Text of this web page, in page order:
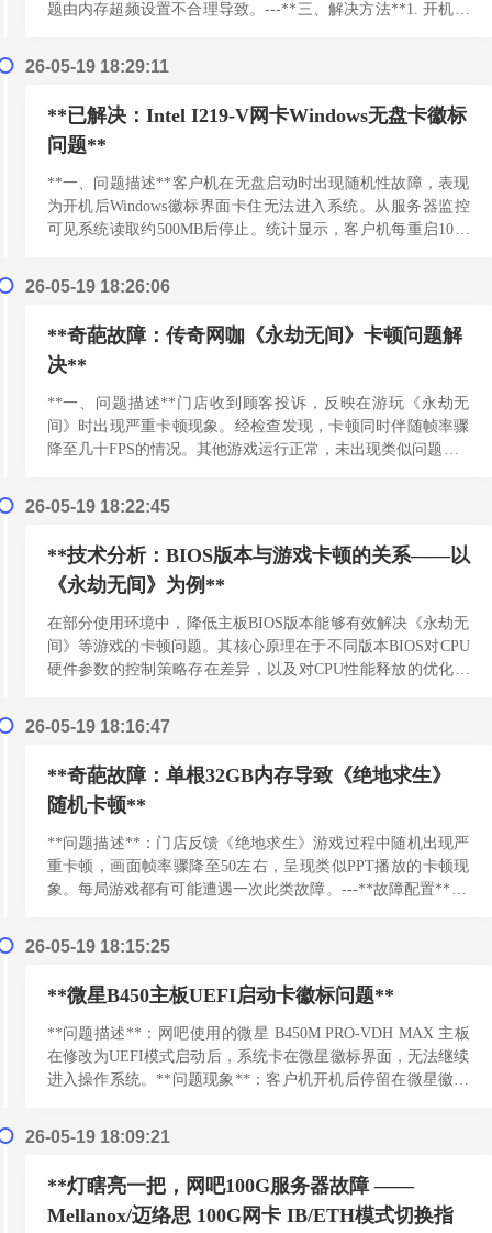
题由内存超频设置不合理导致。---**三、解决方法**1. 开机时
26-05-19 18:29:11
**已解决：Intel I219-V网卡Windows无盘卡徽标
问题**
**一、问题描述**客户机在无盘启动时出现随机性故障，表现
为开机后Windows徽标界面卡住无法进入系统。从服务器监控
可见系统读取约500MB后停止。统计显示，客户机每重启10次
26-05-19 18:26:06
**奇葩故障：传奇网咖《永劫无间》卡顿问题解
决**
**一、问题描述**门店收到顾客投诉，反映在游玩《永劫无
间》时出现严重卡顿现象。经检查发现，卡顿同时伴随帧率骤
降至几十FPS的情况。其他游戏运行正常，未出现类似问题。--
26-05-19 18:22:45
**技术分析：BIOS版本与游戏卡顿的关系——以
《永劫无间》为例**
在部分使用环境中，降低主板BIOS版本能够有效解决《永劫无
间》等游戏的卡顿问题。其核心原理在于不同版本BIOS对CPU
硬件参数的控制策略存在差异，以及对CPU性能释放的优化程
26-05-19 18:16:47
**奇葩故障：单根32GB内存导致《绝地求生》
随机卡顿**
**问题描述**：门店反馈《绝地求生》游戏过程中随机出现严
重卡顿，画面帧率骤降至50左右，呈现类似PPT播放的卡顿现
象。每局游戏都有可能遭遇一次此类故障。---**故障配置**：|
26-05-19 18:15:25
**微星B450主板UEFI启动卡徽标问题**
**问题描述**：网吧使用的微星 B450M PRO-VDH MAX 主板
在修改为UEFI模式启动后，系统卡在微星徽标界面，无法继续
进入操作系统。**问题现象**：客户机开机后停留在微星徽标
26-05-19 18:09:21
**灯瞎亮一把，网吧100G服务器故障 ——
Mellanox/迈络思 100G网卡 IB/ETH模式切换指